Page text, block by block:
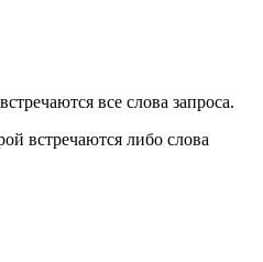
все слова запроса.
встречаются либо слова